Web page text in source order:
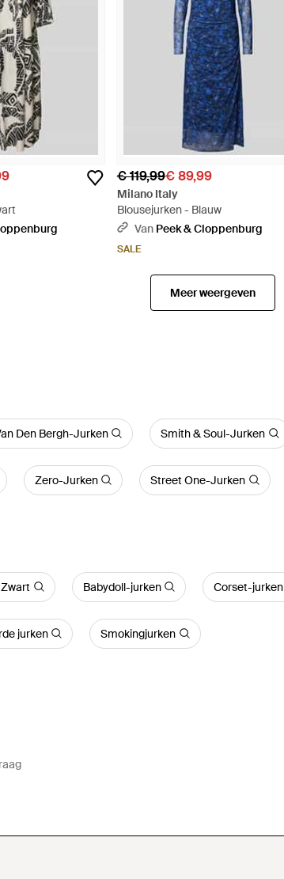
€ 119,99€ 89,99
Milano Italy
Blousejurken - Blauw
Van Peek & Cloppenburg
SALE
Meer weergeven
Den Bergh-Jurken Smith & Soul-Jurken
Zero-Jurken Street One-Jurken
Babydoll-jurken Corset-jurken
jurken Smokingjurken